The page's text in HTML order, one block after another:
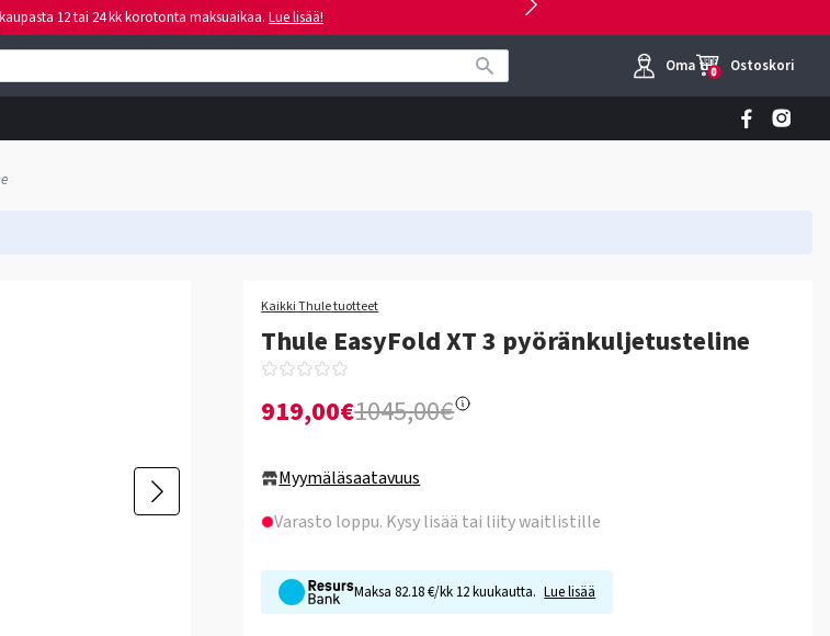
12 tai 24 kk korotonta maksuaikaa. Lue lisää!
Oma tili
0 Ostoskori
Kaikki Thule tuotteet
Thule EasyFold XT 3 pyöränkuljetusteline
919,00€1045,00€
Myymäläsaatavuus
Varasto loppu. Kysy lisää tai liity waitlistille
Maksa 82.18 €/kk 12 kuukautta. Lue lisää